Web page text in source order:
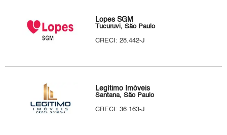
Lopes SGM
Tucuruvi, São Paulo
CRECI: 28.442-J
Legítimo Imóveis
Santana, São Paulo
CRECI: 36.163-J